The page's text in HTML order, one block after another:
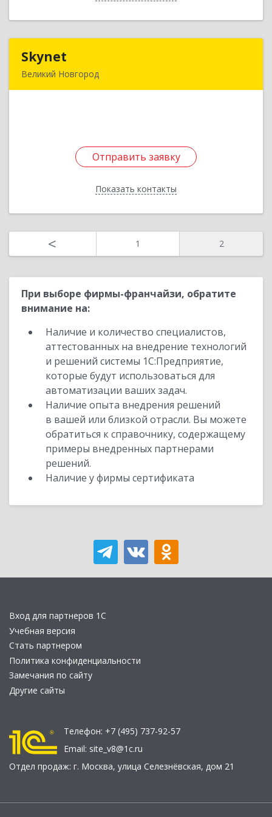
Skynet
Великий Новгород
Отправить заявку
Показать контакты
< 1 2
При выборе фирмы-франчайзи, обратите
внимание на:
Наличие и количество специалистов,
аттестованных на внедрение технологий
и решений системы 1С:Предприятие,
которые будут использоваться для
автоматизации ваших задач.
Наличие опыта внедрения решений
в вашей или близкой отрасли. Вы можете
обратиться к справочнику, содержащему
примеры внедренных партнерами
решений.
Наличие у фирмы сертификата
Вход для партнеров 1С
Учебная версия
Стать партнером
Политика конфиденциальности
Замечания по сайту
Другие сайты
Телефон: +7 (495) 737-92-57
Email: site_v8@1c.ru
Отдел продаж: г. Москва, улица Селезнёвская, дом 21